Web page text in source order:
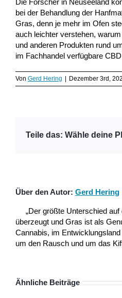
bei der Behandlung der
Gras, denn je mehr im Ofen
auch leichter verstehen,
und anderen Produkten rund
im Fachhandel verfügbare
Von Gerd Hering | Dezember 3rd,
Teile das: Wähle deine
Über den Autor: Gerd Hering
„Der größte Unterschied
überzeugt und Gras ist als
Cannabis, im
um den Rausch und um das
Ähnliche Beiträge